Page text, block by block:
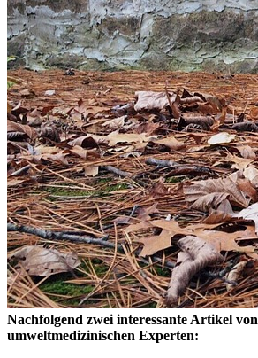
Nachfolgend zwei interessante Artikel von
umweltmedizinischen Experten: